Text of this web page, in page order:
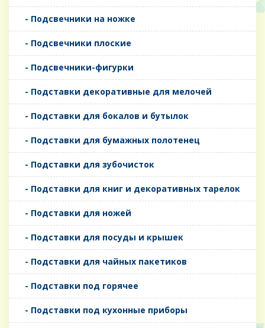
- Подсвечники на ножке
- Подсвечники плоские
- Подсвечники-фигурки
- Подставки декоративные для мелочей
- Подставки для бокалов и бутылок
- Подставки для бумажных полотенец
- Подставки для зубочисток
- Подставки для книг и декоративных тарелок
- Подставки для ножей
- Подставки для посуды и крышек
- Подставки для чайных пакетиков
- Подставки под горячее
- Подставки под кухонные приборы